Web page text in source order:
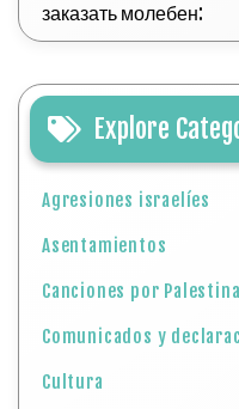
заказать молебен:
Explore
Agresiones israelíes
Asentamientos
Canciones por Palestina
Comunicados y
Cultura